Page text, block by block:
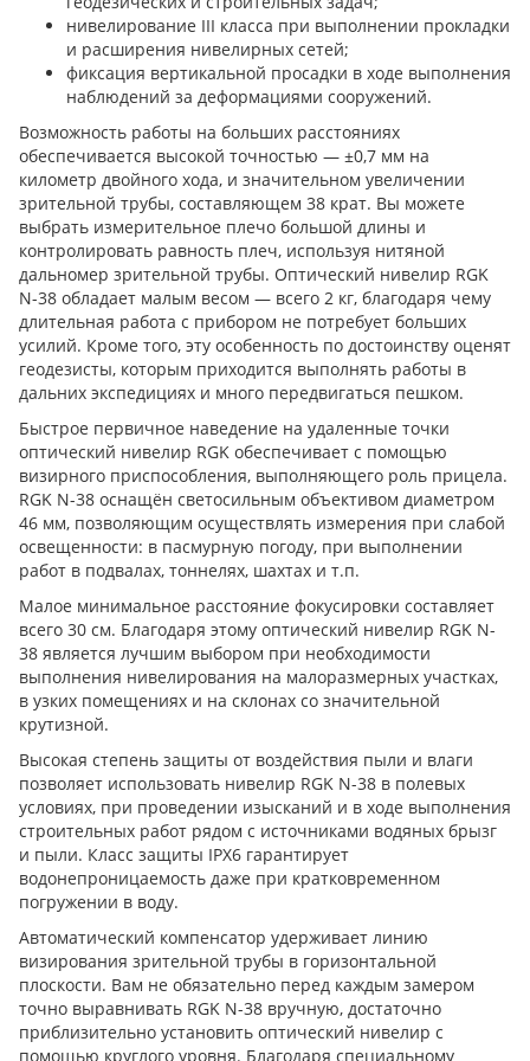
нивелирование III класса при выполнении прокладки
и расширения нивелирных сетей;
фиксация вертикальной просадки в ходе выполнения
наблюдений за деформациями сооружений.
Возможность работы на больших расстояниях
обеспечивается высокой точностью — ±0,7 мм на
километр двойного хода, и значительном увеличении
зрительной трубы, составляющем 38 крат. Вы можете
выбрать измерительное плечо большой длины и
контролировать равность плеч, используя нитяной
дальномер зрительной трубы. Оптический нивелир RGK
N-38 обладает малым весом — всего 2 кг, благодаря чему
длительная работа с прибором не потребует больших
усилий. Кроме того, эту особенность по достоинству оценят
геодезисты, которым приходится выполнять работы в
дальних экспедициях и много передвигаться пешком.
Быстрое первичное наведение на удаленные точки
оптический нивелир RGK обеспечивает с помощью
визирного приспособления, выполняющего роль прицела.
RGK N-38 оснащён светосильным объективом диаметром
46 мм, позволяющим осуществлять измерения при слабой
освещенности: в пасмурную погоду, при выполнении
работ в подвалах, тоннелях, шахтах и т.п.
Малое минимальное расстояние фокусировки составляет
всего 30 см. Благодаря этому оптический нивелир RGK N-
38 является лучшим выбором при необходимости
выполнения нивелирования на малоразмерных участках,
в узких помещениях и на склонах со значительной
крутизной.
Высокая степень защиты от воздействия пыли и влаги
позволяет использовать нивелир RGK N-38 в полевых
условиях, при проведении изысканий и в ходе выполнения
строительных работ рядом с источниками водяных брызг
и пыли. Класс защиты IPX6 гарантирует
водонепроницаемость даже при кратковременном
погружении в воду.
Автоматический компенсатор удерживает линию
визирования зрительной трубы в горизонтальной
плоскости. Вам не обязательно перед каждым замером
точно выравнивать RGK N-38 вручную, достаточно
приблизительно установить оптический нивелир с
помощью круглого уровня. Благодаря специальному